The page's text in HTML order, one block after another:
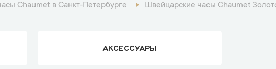
Chaumet в Санкт-Петербурге Швейцарские часы Chaumet
АКСЕССУАРЫ